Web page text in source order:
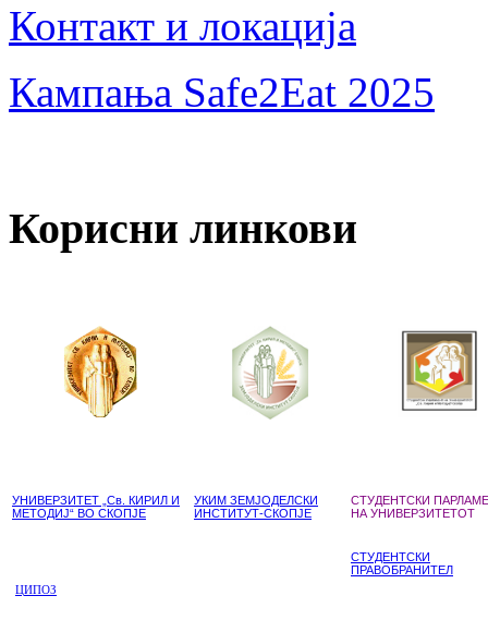
Контакт и локација
Кампања Safe2Eat 2025
Корисни линкови
УНИВЕРЗИТЕТ „Св. КИРИЛ И
МЕТОДИЈ“ ВО СКОПЈЕ
УКИМ ЗЕМЈОДЕЛСКИ
ИНСТИТУТ-СКОПЈЕ
СТУДЕНТСКИ
НА УНИВЕРЗИТЕТОТ
СТУДЕНТСКИ
ПРАВОБРАНИТЕЛ
ЦИПОЗ